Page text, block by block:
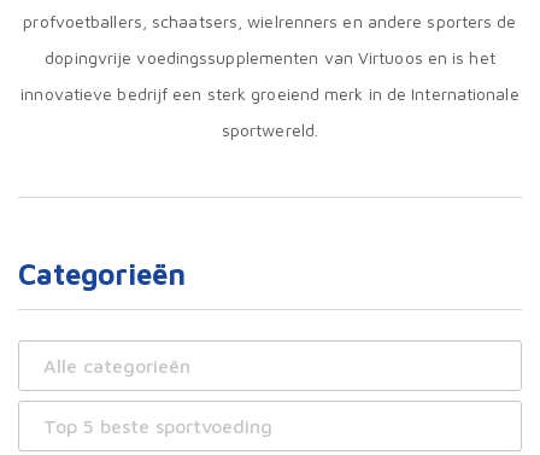
Categorieën
Alle categorieën
Top 5 beste sportvoeding
profvoetballers, schaatsers, wielrenners en andere sporters de
dopingvrije voedingssupplementen van Virtuoos en is het
innovatieve bedrijf een sterk groeiend merk in de Internationale
sportwereld.